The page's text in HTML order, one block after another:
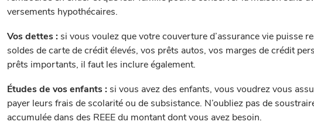
versements hypothécaires.
Vos dettes :si vous voulez que votre couverture d’assurance vie puisse
soldes de carte de crédit élevés, vos prêts autos, vos marges de crédit
prêts importants, il faut les inclure également.
Études de vos enfants :si vous avez des enfants, vous voudrez vous
payer leurs frais de scolarité ou de subsistance. N’oubliez pas de
accumulée dans des REEE du montant dont vous avez besoin.